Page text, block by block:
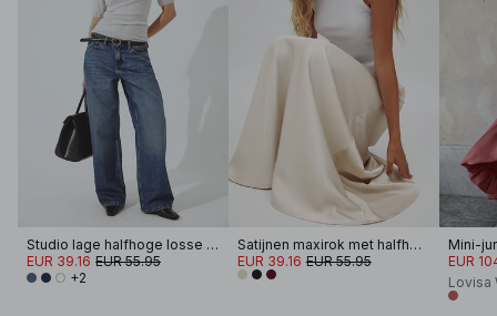
Studio lage halfhoge losse jeans
EUR 39.16 EUR 55.95
+2
Satijnen maxirok met halfhoge taille
EUR 39.16 EUR 55.95
Mini-
EUR
Lovisa